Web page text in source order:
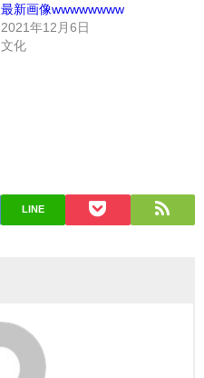
最新画像wwwwwwww
2021年12月6日
文化
LINE